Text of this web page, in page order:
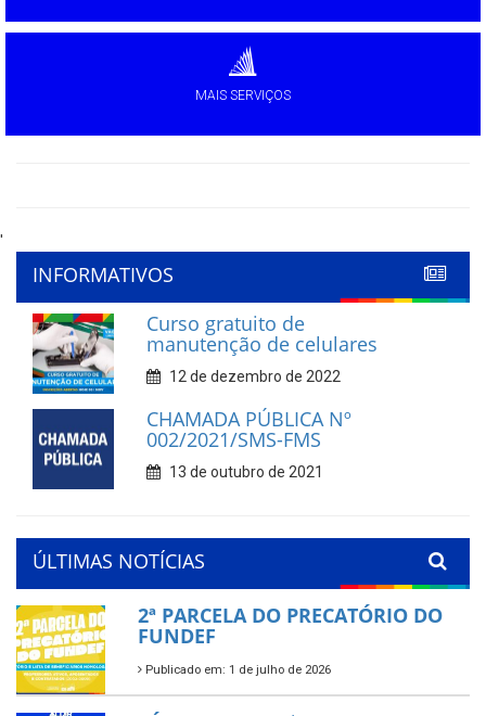
MAIS SERVIÇOS
'
INFORMATIVOS
Curso gratuito de
manutenção de celulares
12 de dezembro de 2022
CHAMADA PÚBLICA Nº
002/2021/SMS-FMS
13 de outubro de 2021
ÚLTIMAS NOTÍCIAS
2ª PARCELA DO PRECATÓRIO DO
FUNDEF
Publicado em: 1 de julho de 2026